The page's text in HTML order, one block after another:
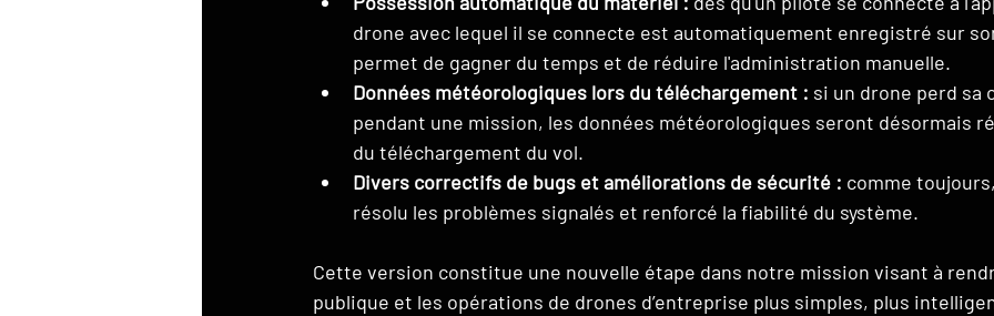
drone avec lequel il se connecte est automatiquement enregistré sur
permet de gagner du temps et de réduire l'administration manuelle.
Données météorologiques lors du téléchargement : si un drone perd sa
pendant une mission, les données météorologiques seront désormais
du téléchargement du vol.
Divers correctifs de bugs et améliorations de sécurité : comme
résolu les problèmes signalés et renforcé la fiabilité du système.
Cette version constitue une nouvelle étape dans notre mission visant à
publique et les opérations de drones d’entreprise plus simples, plus